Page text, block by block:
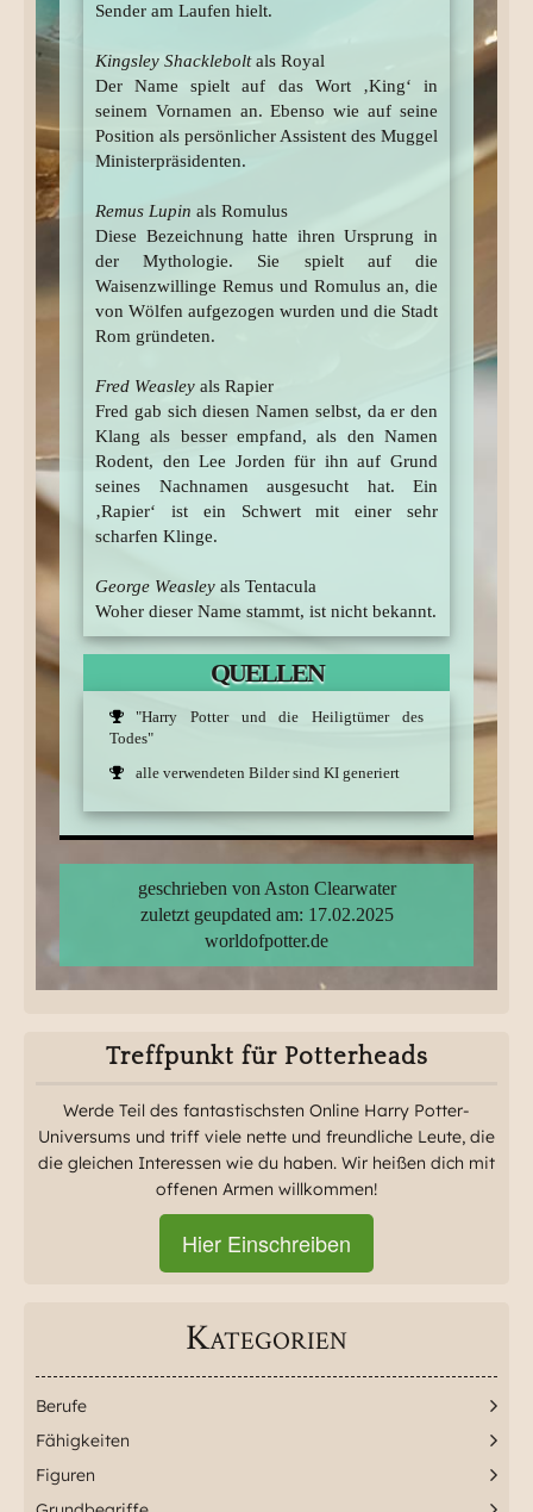
Sender am Laufen hielt.
Kingsley Shackleboltals Royal
Der Name spielt auf das Wort ‚King‘ in
seinem Vornamen an. Ebenso wie auf seine
Position als persönlicher Assistent des Muggel
Ministerpräsidenten.
Remus Lupin als Romulus
Diese Bezeichnung hatte ihren Ursprung in
der Mythologie. Sie spielt auf die
Waisenzwillinge Remus und Romulus an, die
von Wölfen aufgezogen wurden und die Stadt
Rom gründeten.
Fred Weasley als Rapier
Fred gab sich diesen Namen selbst, da er den
Klang als besser empfand, als den Namen
Rodent, den Lee Jorden für ihn auf Grund
seines Nachnamen ausgesucht hat. Ein
‚Rapier‘ ist ein Schwert mit einer sehr
scharfen Klinge.
George Weasley als Tentacula
Woher dieser Name stammt, ist nicht bekannt.
QUELLEN
"Harry Potter und die Heiligtümer des
Todes"
alle verwendeten Bilder sind KI generiert
geschrieben von Aston Clearwater
zuletzt geupdated am: 17.02.2025
worldofpotter.de
Treffpunkt für Potterheads
Werde Teil des fantastischsten Online Harry Potter-
Universums und triff viele nette und freundliche Leute, die
die gleichen Interessen wie du haben. Wir heißen dich mit
offenen Armen willkommen!
Hier Einschreiben
Kategorien
Berufe
Fähigkeiten
Figuren